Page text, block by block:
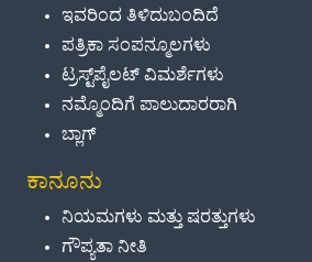
ಇವರಿಂದ ತಿಳಿದುಬಂದಿದೆ
ಪತ್ರಿಕಾ ಸಂಪನ್ಮೂಲಗಳು
ಟ್ರಸ್ಟ್‌ಪೈಲಟ್ ವಿಮರ್ಶೆಗಳು
ನಮ್ಮೊಂದಿಗೆ ಪಾಲುದಾರರಾಗಿ
ಬ್ಲಾಗ್
ಕಾನೂನು
ನಿಯಮಗಳು ಮತ್ತು ಷರತ್ತುಗಳು
ಗೌಪ್ಯತಾ ನೀತಿ